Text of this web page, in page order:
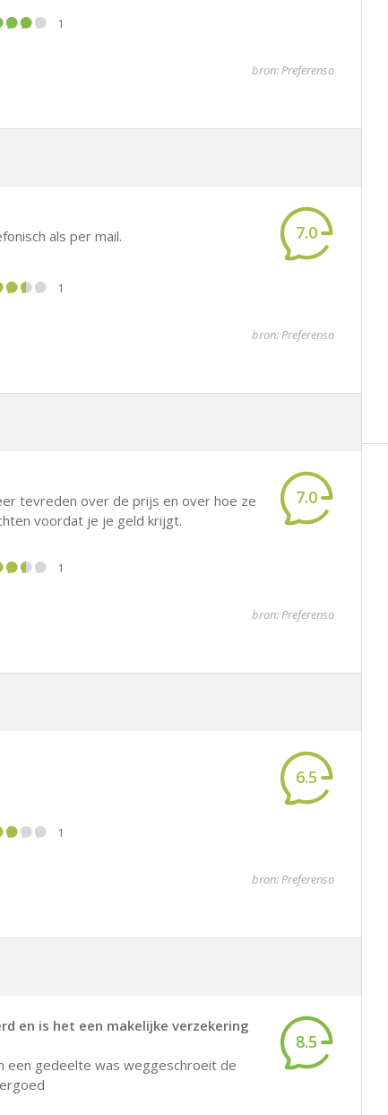
1
bron: Preferenso
als per mail.
7.0
1
bron: Preferenso
tevreden over de prijs en over hoe ze
voordat je je geld krijgt.
7.0
1
bron: Preferenso
6.5
1
bron: Preferenso
en is het een makelijke verzekering
een gedeelte was weggeschroeit de
8.5